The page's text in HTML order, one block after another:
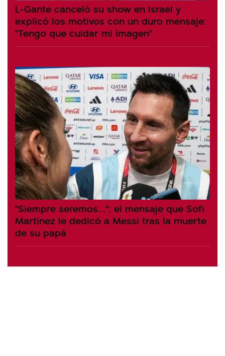
L-Gante canceló su show en Israel y
explicó los motivos con un duro mensaje:
"Tengo que cuidar mi imagen"
"Siempre seremos...": el mensaje que Sofi
Martínez le dedicó a Messi tras la muerte
de su papá